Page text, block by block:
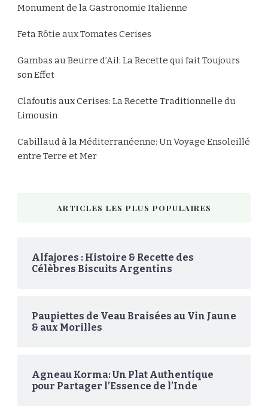
Monument de la Gastronomie Italienne
Feta Rôtie aux Tomates Cerises
Gambas au Beurre d’Ail: La Recette qui fait Toujours
son Effet
Clafoutis aux Cerises: La Recette Traditionnelle du
Limousin
Cabillaud à la Méditerranéenne: Un Voyage Ensoleillé
entre Terre et Mer
ARTICLES LES PLUS POPULAIRES
Alfajores : Histoire & Recette des
Célèbres Biscuits Argentins
Paupiettes de Veau Braisées au Vin Jaune
& aux Morilles
Agneau Korma: Un Plat Authentique
pour Partager l’Essence de l’Inde